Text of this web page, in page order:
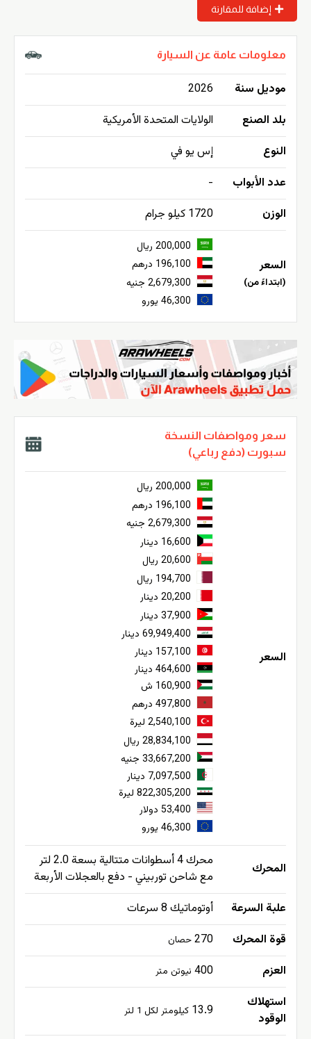
إضافة للمقارنة
معلومات عامة عن السيارة
موديل سنة
2026
بلد الصنع
الولايات المتحدة الأمريكية
النوع
إس يو في
عدد الأبواب
-
الوزن
1720 كيلو جرام
السعر
(ابتداءً من)
200,000 ريال
196,100 درهم
2,679,300 جنيه
46,300 يورو
سعر ومواصفات النسخة
سبورت (دفع رباعي)
السعر
200,000 ريال
196,100 درهم
2,679,300 جنيه
16,600 دينار
20,600 ريال
194,700 ريال
20,200 دينار
37,900 دينار
69,949,400 دينار
157,100 دينار
464,600 دينار
160,900 ش
497,800 درهم
2,540,100 ليرة
28,834,100 ريال
33,667,200 جنيه
7,097,500 دينار
822,305,200 ليرة
53,400 دولار
46,300 يورو
المحرك
محرك 4 أسطوانات متتالية بسعة 2.0 لتر
مع شاحن توربيني - دفع بالعجلات الأربعة
علبة السرعة
أوتوماتيك 8 سرعات
قوة المحرك
270 حصان
العزم 400 نيوتن متر
استهلاك
الوقود
13.9 كيلومتر لكل 1 لتر